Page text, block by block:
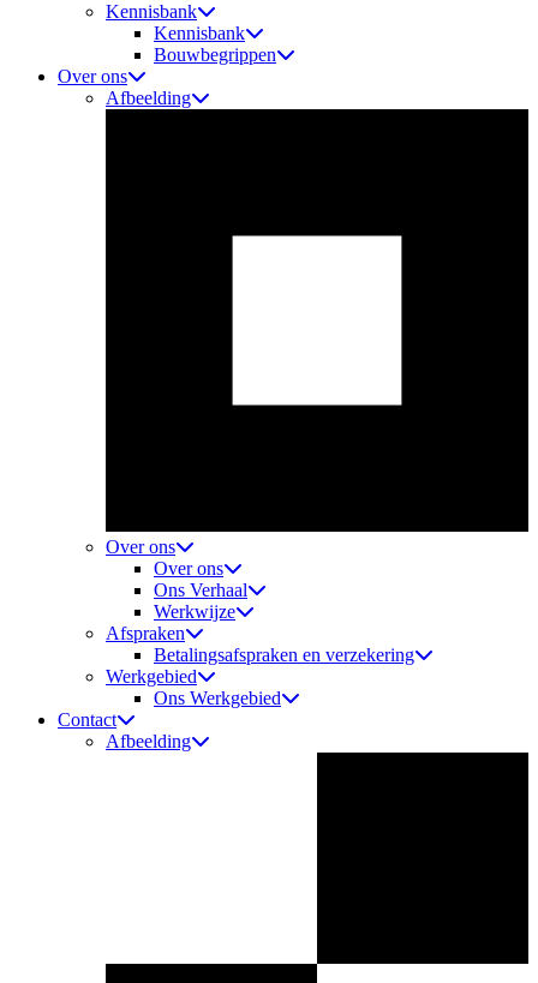
Kennisbank
Kennisbank
Bouwbegrippen
Over ons
Afbeelding
Over ons
Over ons
Ons Verhaal
Werkwijze
Afspraken
Betalingsafspraken en verzekering
Werkgebied
Ons Werkgebied
Contact
Afbeelding